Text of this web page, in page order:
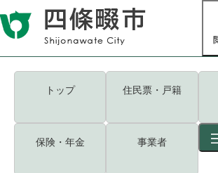
ー
ジ
メニューを飛ばして本文へ
閲
Foreign language
読み上げ・ふりがな
文字サイズ 拡大 背景色変更
キーワード 検索
トップ 住民票・戸籍
保険・年金 事業者